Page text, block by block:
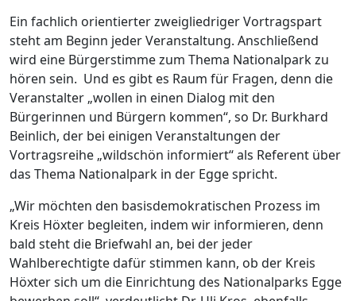
Ein fachlich orientierter zweigliedriger Vortragspart
steht am Beginn jeder Veranstaltung. Anschließend
wird eine Bürgerstimme zum Thema Nationalpark zu
hören sein. Und es gibt es Raum für Fragen, denn die
Veranstalter „wollen in einen Dialog mit den
Bürgerinnen und Bürgern kommen“, so Dr. Burkhard
Beinlich, der bei einigen Veranstaltungen der
Vortragsreihe „wildschön informiert“ als Referent über
das Thema Nationalpark in der Egge spricht.
„Wir möchten den basisdemokratischen Prozess im
Kreis Höxter begleiten, indem wir informieren, denn
bald steht die Briefwahl an, bei der jeder
Wahlberechtigte dafür stimmen kann, ob der Kreis
Höxter sich um die Einrichtung des Nationalparks Egge